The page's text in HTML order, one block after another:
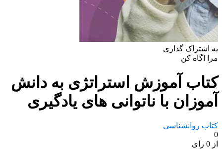
به اشتراک گذاری
مرا اگاه کن
کتاب آموزش استراتژی به دانش
آموزان با ناتوانی های یادگیری
کتاب روانشناسی
0
از 0 رای